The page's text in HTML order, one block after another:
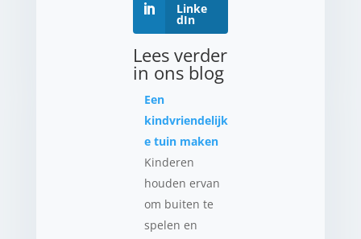
Linke
dIn
Lees verder
in ons blog
Een
kindvriendelijk
e tuin maken
Kinderen
houden ervan
om buiten te
spelen en